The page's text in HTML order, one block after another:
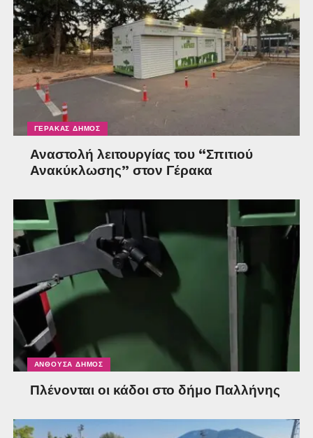
ΓΈΡΑΚΑΣ ΔΉΜΟΣ
Αναστολή λειτουργίας του “Σπιτιού
Ανακύκλωσης” στον Γέρακα
ΑΝΘΟΎΣΑ ΔΉΜΟΣ
Πλένονται οι κάδοι στο δήμο Παλλήνης